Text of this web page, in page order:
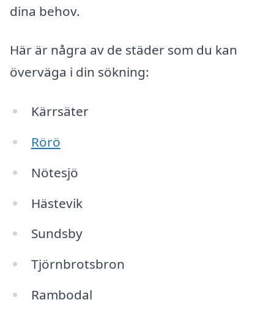
dina behov.
Här är några av de städer som du kan
överväga i din sökning:
Kärrsäter
Rörö
Nötesjö
Hästevik
Sundsby
Tjörnbrotsbron
Rambodal